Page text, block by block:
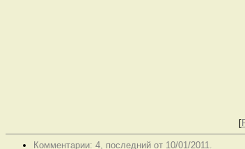
[
Комментарии: 4, последний от 10/01/2011.